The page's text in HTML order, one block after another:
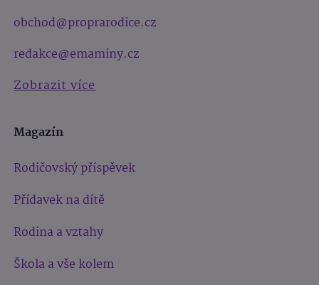
obchod@proprarodice.cz
redakce@emaminy.cz
Zobrazit více
Magazín
Rodičovský příspěvek
Přídavek na dítě
Rodina a vztahy
Škola a vše kolem